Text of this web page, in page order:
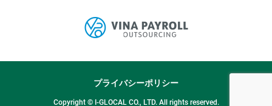
プライバシーポリシー
Copyright © I-GLOCAL CO., LTD. All rights reserved.